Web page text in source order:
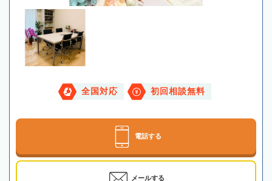
全国対応 初回相談無料
電話する
メールする